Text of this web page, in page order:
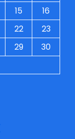
15
16
22
23
29
30